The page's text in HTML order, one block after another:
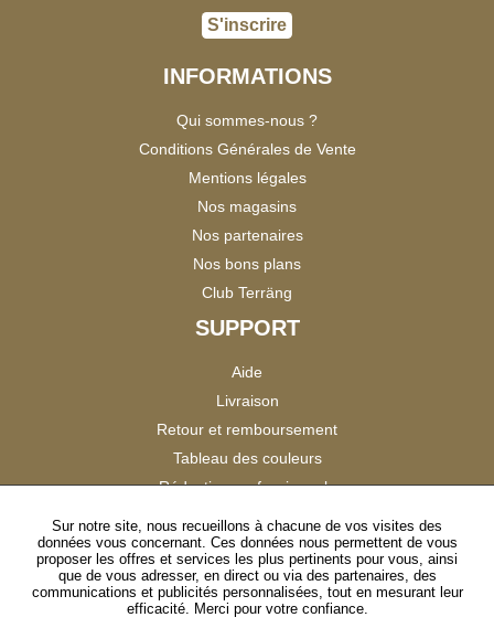
S'inscrire
INFORMATIONS
Qui sommes-nous ?
Conditions Générales de Vente
Mentions légales
Nos magasins
Nos partenaires
Nos bons plans
Club Terräng
SUPPORT
Aide
Livraison
Retour et remboursement
Tableau des couleurs
Réduction professionnels
Catalogues
Satisfaction Clients
SUIVEZ-NOUS
Sur notre site, nous recueillons à chacune de vos visites des
données vous concernant. Ces données nous permettent de vous
proposer les offres et services les plus pertinents pour vous, ainsi
que de vous adresser, en direct ou via des partenaires, des
communications et publicités personnalisées, tout en mesurant leur
efficacité. Merci pour votre confiance.